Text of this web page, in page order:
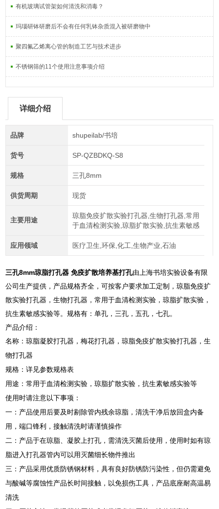
有机玻璃试管架如何清洗和消毒？
玛瑙研钵研磨后不会有任何乳钵杂质混入被研磨物中
聚四氟乙烯离心管的制造工艺与技术进步
不锈钢筛的11个使用注意事项介绍
详细介绍
品牌 shupeilab/书培
货号 SP-QZBDKQ-S8
规格 三孔8mm
供货周期 现货
主要用途
琼脂免疫扩散实验打孔器,生物打孔器,常用
于血清检测实验,琼脂扩散实验,抗生素敏感
应用领域 医疗卫生,环保,化工,生物产业,石油
三孔8mm琼脂打孔器 免疫扩散培养基打孔由上海书培实验设备有限
公司生产提供，产品规格齐全，可按客户要求加工定制，琼脂免疫扩
散实验打孔器，生物打孔器，常用于血清检测实验，琼脂扩散实验，
抗生素敏感实验等。规格有：单孔，三孔，五孔，七孔。
产品介绍：
名称：琼脂凝胶打孔器，梅花打孔器，琼脂免疫扩散实验打孔器，生
物打孔器
规格：详见参数规格表
用途：常用于血清检测实验，琼脂扩散实验，抗生素敏感实验等
使用时请注意以下事项：
一：产品使用后要及时剔除管内残余琼脂，清洗干净后放回盒内备
用，端口锋利，接触清洗时请谨慎操作
二：产品于在琼脂、凝胶上打孔，需清洗灭菌后使用，使用时如有琼
脂进入打孔器管内可以用灭菌细长物件推出
三：产品采用优质防锈钢材料，具有良好防锈防污染性，但仍需避免
与酸碱等腐蚀性产品长时间接触，以免损伤工具，产品底座耐高温易
清洗